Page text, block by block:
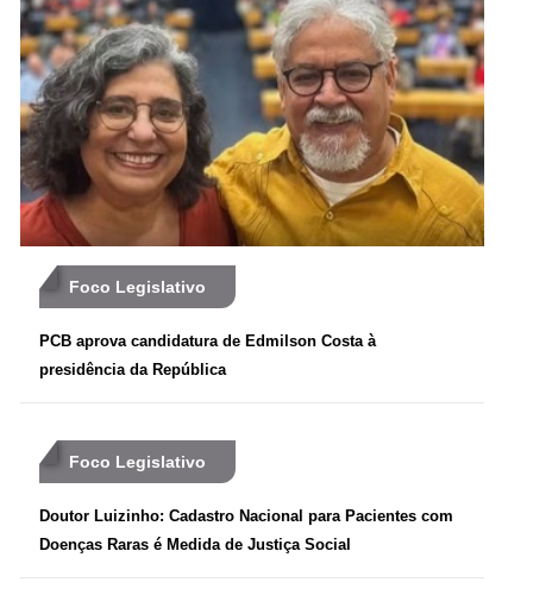
Foco Legislativo
PCB aprova candidatura de Edmilson Costa à
presidência da República
Foco Legislativo
Doutor Luizinho: Cadastro Nacional para Pacientes com
Doenças Raras é Medida de Justiça Social